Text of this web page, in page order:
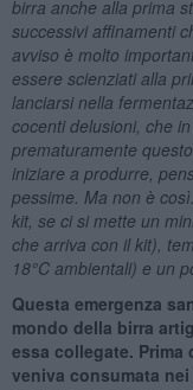
birra anche alla prima
successivi affinamenti
avviso è molto
essere scienziati alla
lanciarsi nella
cocenti delusioni, che
prematuramente
iniziare a produrre,
pessime. Ma non è
kit, se ci si mette un
che arriva con il kit),
18°C ambientali) e un
Questa emergenza
mondo della birra
essa collegate. Prima
veniva consumata